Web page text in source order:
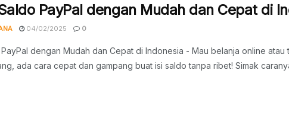
PayPal dengan Mudah dan Cepat di
04/02/2025 0
dengan Mudah dan Cepat di Indonesia - Mau belanja online
ada cara cepat dan gampang buat isi saldo tanpa ribet! Simak